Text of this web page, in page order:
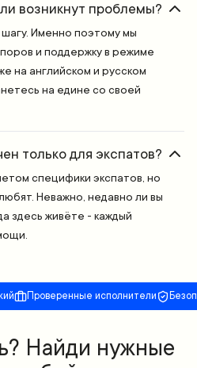
возникнут проблемы?
Именно поэтому мы
и поддержку в режиме
на английском и русском
на едине со своей
только для экспатов?
специфики экспатов, но
Неважно, недавно ли вы
здесь живёте - каждый
Проверенные исполнители
Найди нужные